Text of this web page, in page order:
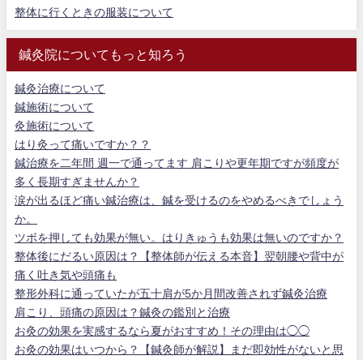
整体に行くときの服装について
鍼灸院についてもっと知ろう
鍼灸治療について
鍼施術について
灸施術について
はり灸って痛いですか？？
鍼治療を二年間 週一で通ってます 肩こりや更年期ですが頻度が
多く長期すぎませんか？
涙が出るほど痛い鍼治療は、鍼を受けるのをやめるべきでしょう
か。
ツボを押しても効果が無い。はりきゅうも効果は無いのですか？
整体後にだるい原因は？【整体師が伝える本音】翌朝腰や背中が
痛く吐き気や頭痛も
整形外科に通っていたが五十肩が5か月間改善されず鍼灸治療
肩こり、頭痛の原因は？鍼灸の鑑別と治療
お灸の効果を実感するなら夏がおすすめ！その理由は◯◯
お灸の効果はいつから？【鍼灸師が解説】まだ即効性がないと思